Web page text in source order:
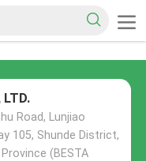
LTD.
Road, Lunjiao
105, Shunde District,
(BESTA